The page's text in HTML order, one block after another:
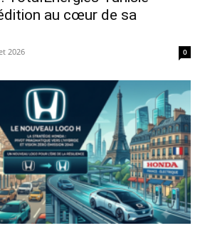
au cœur de sa
2026 0